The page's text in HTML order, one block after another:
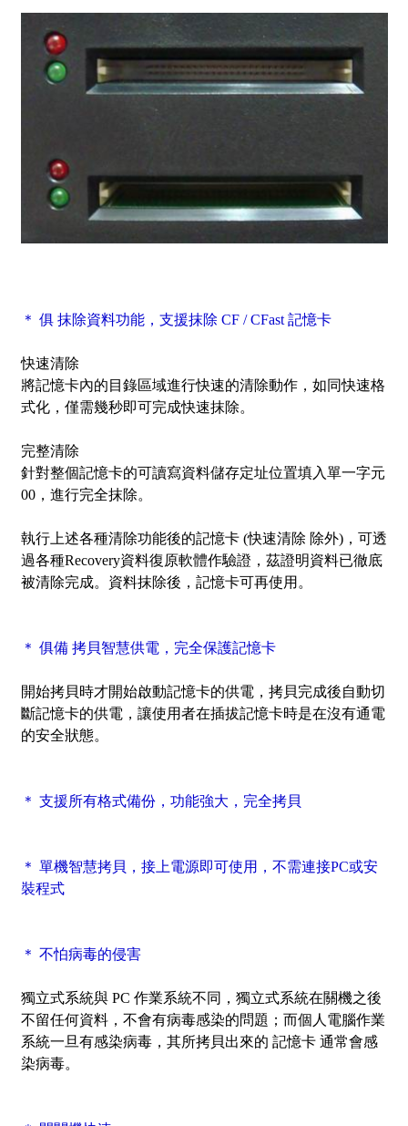
＊ 俱 抹除資料功能，支援抹除 CF / CFast 記憶卡
快速清除
將記憶卡內的目錄區域進行快速的清除動作，如同快速格
式化，僅需幾秒即可完成快速抹除。
完整清除
針對整個記憶卡的可讀寫資料儲存定址位置填入單一字元
00，進行完全抹除。
執行上述各種清除功能後的記憶卡 (快速清除 除外)，可透
過各種Recovery資料復原軟體作驗證，茲證明資料已徹底
被清除完成。資料抹除後，記憶卡可再使用。
＊ 俱備 拷貝智慧供電，完全保護記憶卡
開始拷貝時才開始啟動記憶卡的供電，拷貝完成後自動切
斷記憶卡的供電，讓使用者在插拔記憶卡時是在沒有通電
的安全狀態。
＊ 支援所有格式備份，功能強大，完全拷貝
＊ 單機智慧拷貝，接上電源即可使用，不需連接PC或安
裝程式
＊ 不怕病毒的侵害
獨立式系統與 PC 作業系統不同，獨立式系統在關機之後
不留任何資料，不會有病毒感染的問題；而個人電腦作業
系統一旦有感染病毒，其所拷貝出來的 記憶卡 通常會感
染病毒。